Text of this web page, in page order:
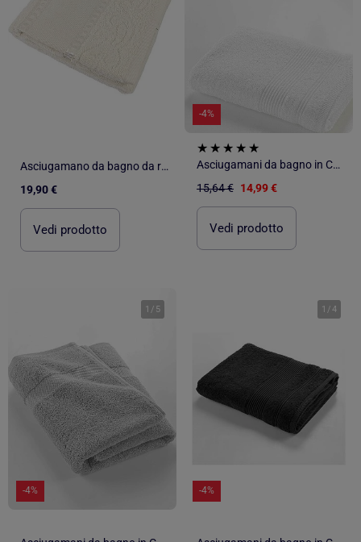
Asciugamano da bagno da ricamare in spugna tela Aida
19,90 €
Vedi prodotto
-4%
Asciugamani da bagno in Cotone PROMO LINGE
15,64 € 14,99 €
Vedi prodotto
1 / 5
-4%
1 /4
-4%